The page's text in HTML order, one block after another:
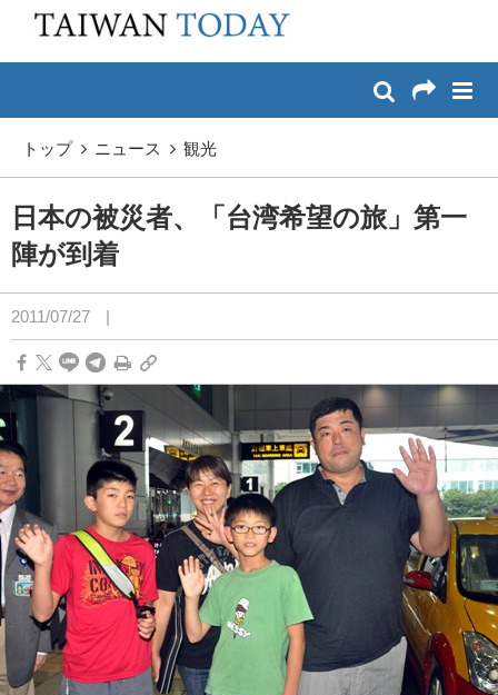
メイン コンテンツへスキップ
トップ ニュース 観光
日本の被災者、「台湾希望の旅」第一
陣が到着
2011/07/27 |